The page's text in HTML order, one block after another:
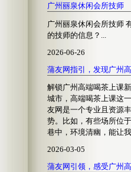
广州丽泉休闲会所技师
广州丽泉休闲会所技师
的技师的信息？...
2026-06-26
蒲友网指引，发现广州
解锁广州高端喝茶上课
城市，高端喝茶上课这
友网是一个专业且资源
势。比如，有些场所位
巷中，环境清幽，能让
2026-03-05
蒲友网引领，感受广州